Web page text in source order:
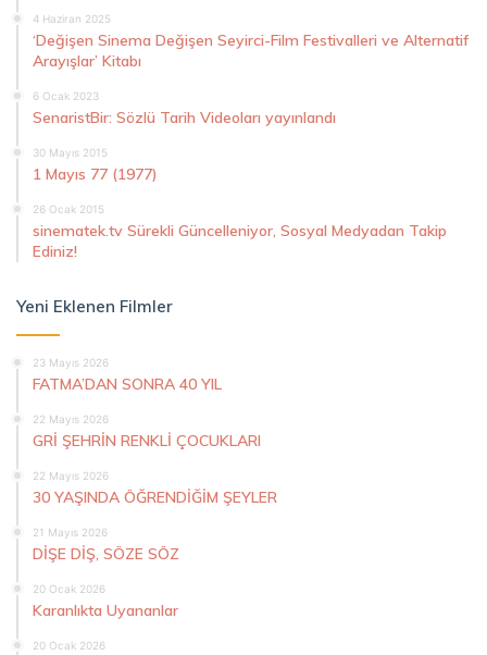
4 Haziran 2025
‘Değişen Sinema Değişen Seyirci-Film Festivalleri ve Alternatif
Arayışlar’ Kitabı
6 Ocak 2023
SenaristBir: Sözlü Tarih Videoları yayınlandı
30 Mayıs 2015
1 Mayıs 77 (1977)
26 Ocak 2015
sinematek.tv Sürekli Güncelleniyor, Sosyal Medyadan Takip
Ediniz!
Yeni Eklenen Filmler
23 Mayıs 2026
FATMA’DAN SONRA 40 YIL
22 Mayıs 2026
GRİ ŞEHRİN RENKLİ ÇOCUKLARI
22 Mayıs 2026
30 YAŞINDA ÖĞRENDİĞİM ŞEYLER
21 Mayıs 2026
DİŞE DİŞ, SÖZE SÖZ
20 Ocak 2026
Karanlıkta Uyananlar
20 Ocak 2026